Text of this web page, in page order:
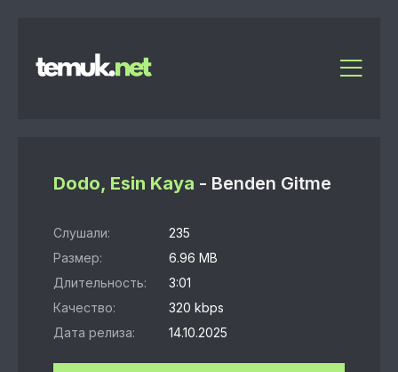
Dodo, Esin Kaya - Benden Gitme
Слушали:
235
Размер:
6.96 MB
Длительность:
3:01
Качество:
320 kbps
Дата релиза:
14.10.2025